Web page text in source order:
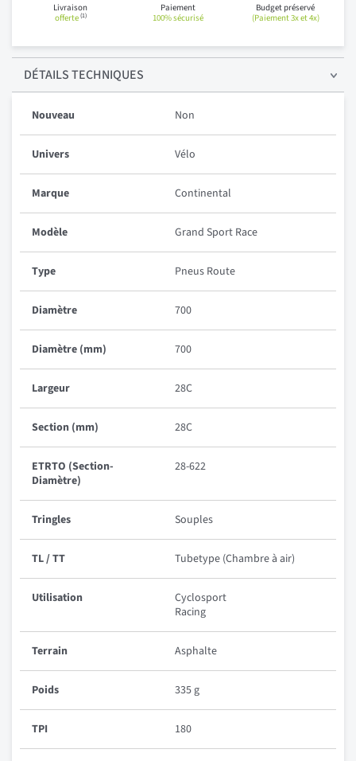
Livraison
offerte(1)
Paiement
100% sécurisé
Budget préservé
(Paiement 3x et 4x)
DÉTAILSTECHNIQUES
Nouveau Non
Univers Vélo
Marque Continental
Modèle Grand Sport Race
Type Pneus Route
Diamètre 700
Diamètre (mm) 700
Largeur 28C
Section (mm) 28C
ETRTO (Section-
Diamètre)
28-622
Tringles Souples
TL / TT Tubetype (Chambre à air)
Utilisation
Cyclosport
Racing
Terrain Asphalte
Poids 335 g
TPI 180